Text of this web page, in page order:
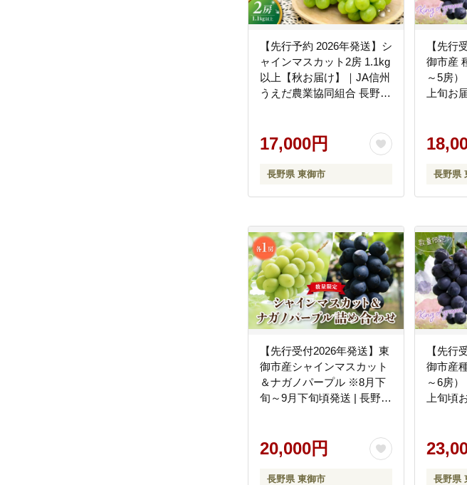
【先行予約 2026年発送】シ
ャインマスカット2房 1.1kg
以上【秋お届け】｜JA信州
うえだ農業協同組合 長野
果物 おすすめ 厳選 種無し
皮ごと 大粒
17,000円
長野県 東御市
【先行
御市産
～5房
上旬お
おすす
長野県
【先行受付2026年発送】東
御市産シャインマスカット
＆ナガノパープル ※8月下
旬～9月下旬頃発送 | 長野県
すすめ 厳選 種無し 皮ごと
大粒 食べ比べ
20,000円
長野県 東御市
【先行
御市産
～6房
上旬頃
長野県